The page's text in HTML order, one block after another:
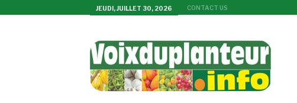
JEUDI, JUILLET 30, 2026 CONTACT US